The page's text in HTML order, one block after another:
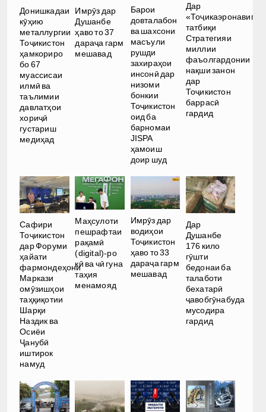
Донишкадаи
кӯҳию
металлургии
Тоҷикистон
ҳамкориро
бо 67
муассисаи
илмӣ ва
таълимии
давлатҳои
хориҷӣ
густариш
медиҳад
Имрӯз дар
Душанбе
ҳаво то 37
дараҷа гарм
мешавад
Барои
довталабон
ва шахсони
масъули
рушди
захираҳои
инсонӣ дар
низоми
бонкии
Тоҷикистон
оид ба
барномаи
JISPA
ҳамоиш
доир шуд
Дар
татбиқи
Стратегияи
миллии
фаъолгардонии
нақши занон
дар
Тоҷикистон
баррасӣ
гардид
Сафири
Тоҷикистон
дар Форуми
ҳайати
фармондеҳони
Маркази
омӯзишҳои
таҳқиқотии
Шарқи
Наздик ва
Осиёи
Ҷанубӣ
иштирок
намуд
Маҳсулоти
пешрафтаи
рақамӣ
(digital)-ро
кӣ ва чӣ гуна
таҳия
менамояд
Имрӯз дар
водиҳои
Тоҷикистон
ҳаво то 33
дараҷа гарм
мешавад
Дар
Душанбе
176 кило
гӯшти
бедонаи ба
талаботи
бехатарӣ
ҷавобгӯнабуда
мусодира
гардид